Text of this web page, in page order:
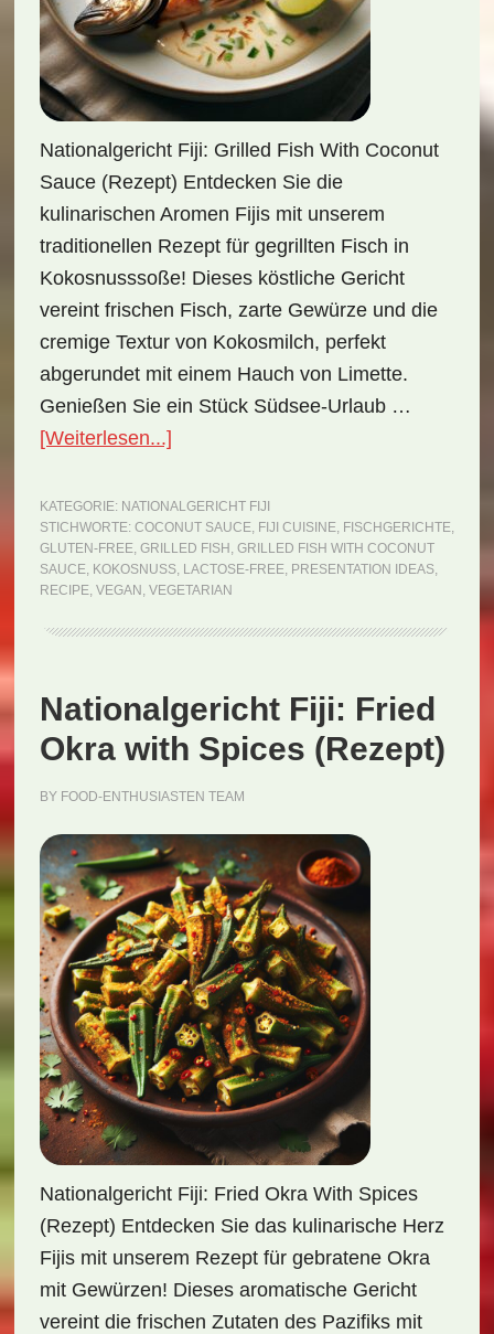
Nationalgericht Fiji: Grilled Fish With Coconut
Sauce (Rezept) Entdecken Sie die
kulinarischen Aromen Fijis mit unserem
traditionellen Rezept für gegrillten Fisch in
Kokosnusssoße! Dieses köstliche Gericht
vereint frischen Fisch, zarte Gewürze und die
cremige Textur von Kokosmilch, perfekt
abgerundet mit einem Hauch von Limette.
Genießen Sie ein Stück Südsee-Urlaub …
[Weiterlesen...]ÜberNationalgericht
Grilled
Fish
with
Coconut
Sauce
KATEGORIE: NATIONALGERICHT FIJI
STICHWORTE: COCONUT SAUCE, FIJI CUISINE, FISCHGERICHTE,
GLUTEN-FREE, GRILLED FISH , GRILLED FISH WITH COCONUT
SAUCE, KOKOSNUSS, LACTOSE-FREE, PRESENTATION IDEAS,
RECIPE, VEGAN , VEGETARIAN
Nationalgericht Fiji: Fried
Okra with Spices (Rezept)
BY FOOD-ENTHUSIASTEN TEAM
Nationalgericht Fiji: Fried Okra With Spices
(Rezept) Entdecken Sie das kulinarische Herz
Fijis mit unserem Rezept für gebratene Okra
mit Gewürzen! Dieses aromatische Gericht
vereint die frischen Zutaten des Pazifiks mit